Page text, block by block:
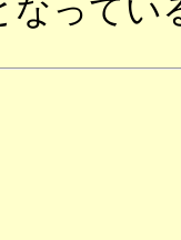
なって